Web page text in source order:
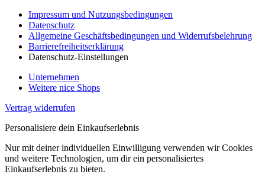
Impressum und Nutzungsbedingungen
Datenschutz
Allgemeine Geschäftsbedingungen und Widerrufsbelehrung
Barrierefreiheitserklärung
Datenschutz-Einstellungen
Unternehmen
Weitere nice Shops
Vertrag widerrufen
Personalisiere dein Einkaufserlebnis
Nur mit deiner individuellen Einwilligung verwenden wir Cookies
und weitere Technologien, um dir ein personalisiertes
Einkaufserlebnis zu bieten.